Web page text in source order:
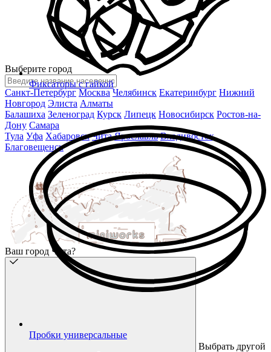
Фиксаторы с гайкой
Пробки универсальные
Выберите город
Санкт-Петербург Москва Челябинск Екатеринбург Нижний
Новгород Элиста Алматы
Балашиха Зеленоград Курск Липецк Новосибирск Ростов-на-
Дону Самара
Тула Уфа Хабаровск Чита Ярославль Владивосток
Благовещенск
Ваш город Чита?
Выбрать другой